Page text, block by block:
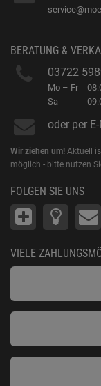
BERATUNG &
03722
Mo – Fr
Sa
oder per
Wir ziehen um! Aktuell
möglich - bitte nutzen
FOLGEN SIE UNS
VIELE